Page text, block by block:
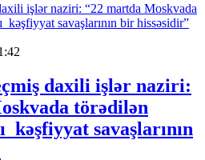
daxili işlər naziri:
törədilən
kəşfiyyat savaşlarının